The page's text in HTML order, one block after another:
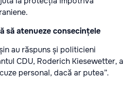
să atenueze consecințele
au răspuns și politicieni
CDU, Roderich Kiesewetter, a
personal, dacă ar putea”.